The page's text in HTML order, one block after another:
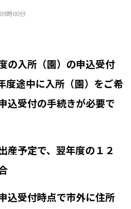
時00分
の入所（園）の申込受付
度途中に入所（園）をご希
込受付の手続きが必要で
産予定で、翌年度の１２
込受付時点で市外に住所